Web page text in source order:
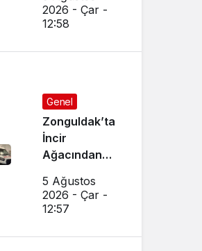
Büyüledi
2026 - Çar -
12:58
Genel
Zonguldak’ta
İncir
Ağacından
Ağır
Yaralandı
5 Ağustos
2026 - Çar -
12:57